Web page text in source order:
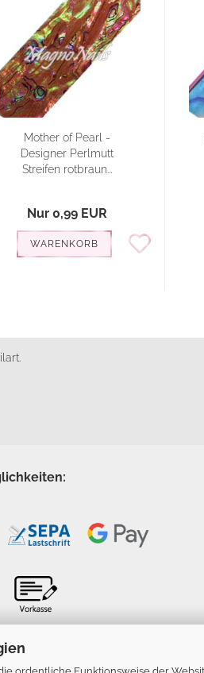
ordentliche Funktionsweise der
Mother of Pearl -
Designer Perlmutt
Streifen rotbraun...
Nur 0,99 EUR
WARENKORB